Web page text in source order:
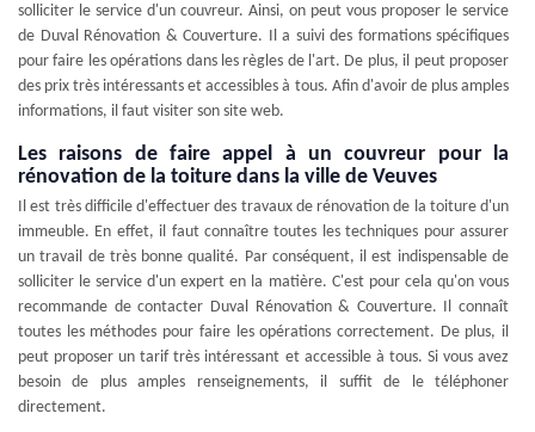
solliciter le service d'un couvreur. Ainsi, on peut vous proposer le service
de Duval Rénovation & Couverture. Il a suivi des formations spécifiques
pour faire les opérations dans les règles de l'art. De plus, il peut proposer
des prix très intéressants et accessibles à tous. Afin d'avoir de plus amples
informations, il faut visiter son site web.
Les raisons de faire appel à un couvreur pour la
rénovation de la toiture dans la ville de Veuves
Il est très difficile d'effectuer des travaux de rénovation de la toiture d'un
immeuble. En effet, il faut connaître toutes les techniques pour assurer
un travail de très bonne qualité. Par conséquent, il est indispensable de
solliciter le service d'un expert en la matière. C'est pour cela qu'on vous
recommande de contacter Duval Rénovation & Couverture. Il connaît
toutes les méthodes pour faire les opérations correctement. De plus, il
peut proposer un tarif très intéressant et accessible à tous. Si vous avez
besoin de plus amples renseignements, il suffit de le téléphoner
directement.